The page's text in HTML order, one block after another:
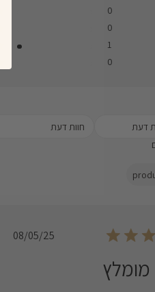
0
0
1
0
Select a rating for
חוות דעת
Published
08/05/25
מומלץ